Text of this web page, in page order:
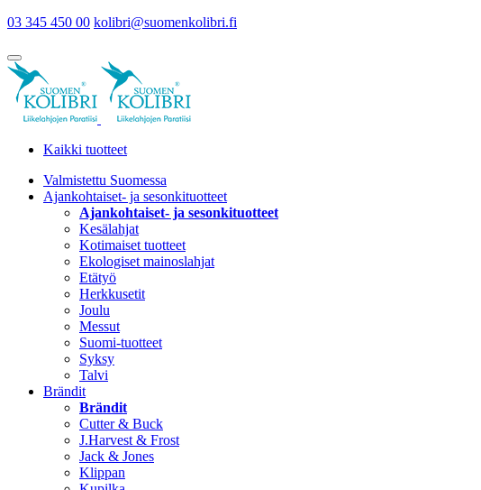
03 345 450 00 kolibri@suomenkolibri.fi
Kaikki tuotteet
Valmistettu Suomessa
Ajankohtaiset- ja sesonkituotteet
Ajankohtaiset- ja sesonkituotteet
Kesälahjat
Kotimaiset tuotteet
Ekologiset mainoslahjat
Etätyö
Herkkusetit
Joulu
Messut
Suomi-tuotteet
Syksy
Talvi
Brändit
Brändit
Cutter & Buck
J.Harvest & Frost
Jack & Jones
Klippan